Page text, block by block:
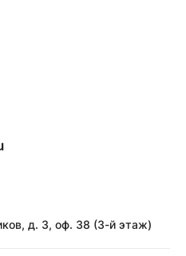
д. 3, оф. 38 (3-й этаж)